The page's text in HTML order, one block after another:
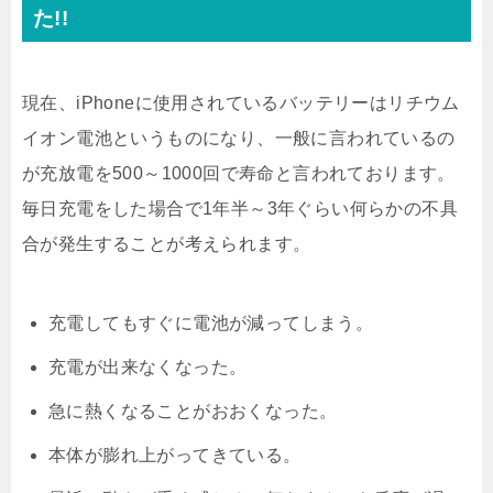
た!!
現在、iPhoneに使用されているバッテリーはリチウム
イオン電池というものになり、一般に言われているの
が充放電を500～1000回で寿命と言われております。
毎日充電をした場合で1年半～3年ぐらい何らかの不具
合が発生することが考えられます。
充電してもすぐに電池が減ってしまう。
充電が出来なくなった。
急に熱くなることがおおくなった。
本体が膨れ上がってきている。